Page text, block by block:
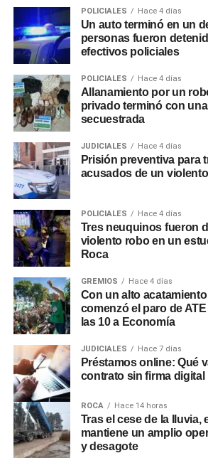
POLICIALES Hace 4 días
Un auto terminó en un
personas fueron
efectivos policiales
POLICIALES Hace 4 días
Allanamiento por un
privado terminó con
secuestrada
JUDICIALES Hace 4 días
Prisión preventiva para
acusados de un
POLICIALES Hace 4 días
Tres neuquinos fueron
violento robo en un
Roca
GREMIOS Hace 4 días
Con un alto
comenzó el paro de
las 10 a Economía
JUDICIALES Hace 7 días
Préstamos online: Qué
contrato sin firma digital
ROCA Hace 14 horas
Tras el cese de la lluvia,
mantiene un amplio
y desagote